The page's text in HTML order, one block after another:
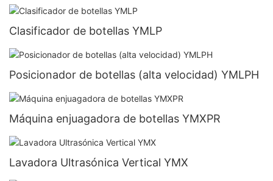
Clasificador de botellas YMLP
Posicionador de botellas (alta velocidad) YMLPH
Máquina enjuagadora de botellas YMXPR
Lavadora Ultrasónica Vertical YMX